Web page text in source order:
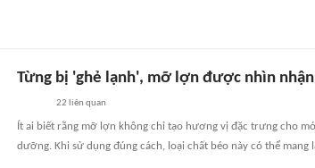
Từng bị 'ghẻ lạnh', mỡ lợn được nhìn
22 liên quan
Ít ai biết rằng mỡ lợn không chỉ tạo hương vị đặc trưng cho
dưỡng. Khi sử dụng đúng cách, loại chất béo này có thể